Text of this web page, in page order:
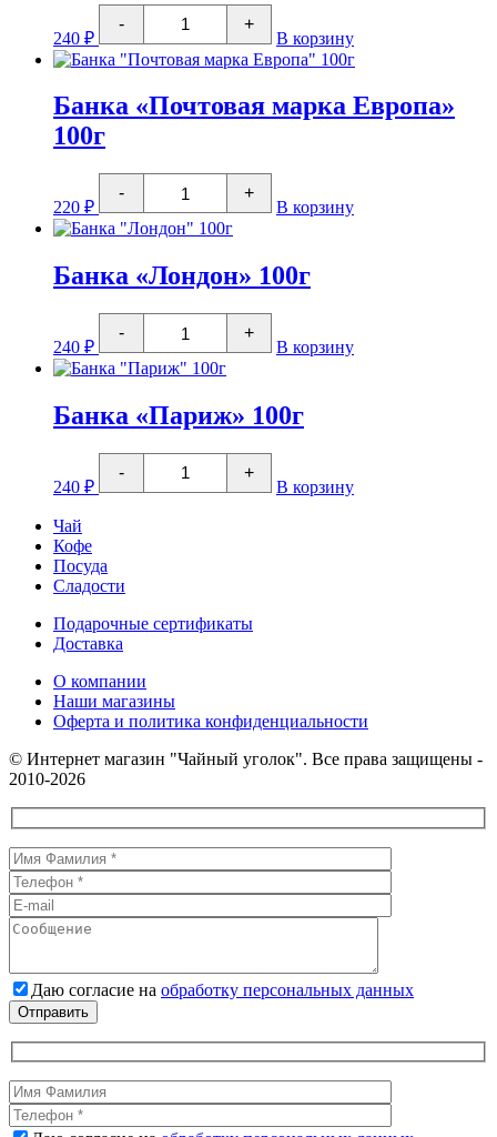
240 ₽
-
Количество
товара
Банка
"Цветочный
100г
+
В корзину
Банка «Почтовая марка Европа»
100г
220 ₽
-
Количество
товара
Банка
"Почтовая
Европа"
100г
+
В корзину
Банка «Лондон» 100г
240 ₽
-
Количество
товара
Банка
"Лондон"
+
В корзину
Банка «Париж» 100г
240 ₽
-
Количество
товара
Банка
+
В корзину
Чай
Кофе
Посуда
Сладости
Подарочные сертификаты
Доставка
О компании
Наши магазины
Оферта и политика конфиденциальности
© Интернет магазин "Чайный уголок". Все права защищены -
2010-2026
Даю согласие на обработку персональных данных